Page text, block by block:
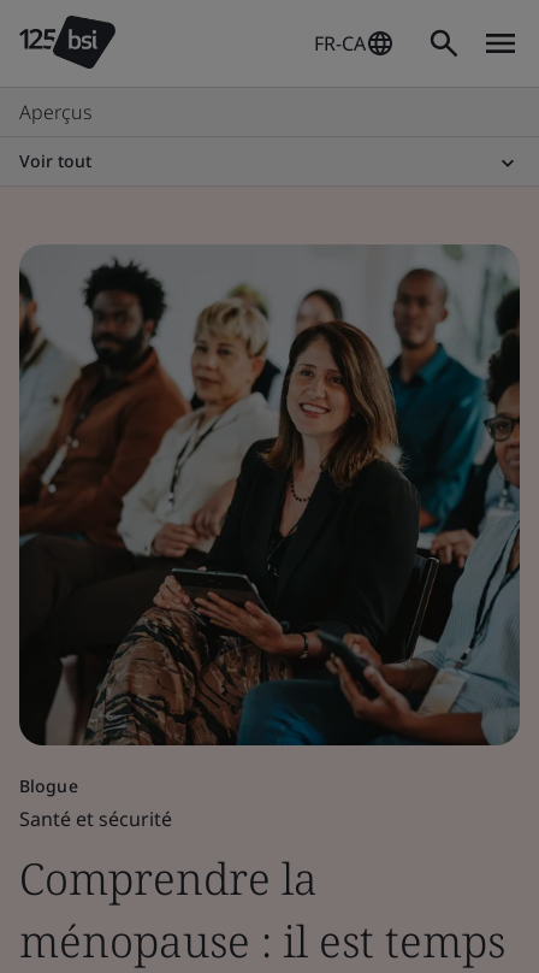
FR-CA
Aperçus
Voir tout
Blogue
Santé et sécurité
Comprendre la
ménopause : il est temps